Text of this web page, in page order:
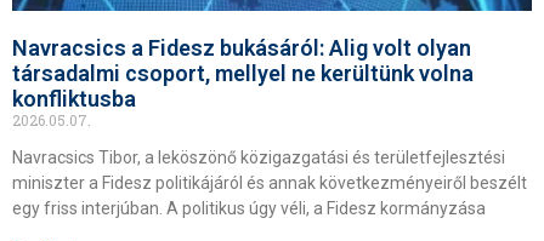
Navracsics a Fidesz bukásáról: Alig volt olyan
társadalmi csoport, mellyel ne kerültünk volna
konfliktusba
2026.05.07.
Navracsics Tibor, a leköszönő közigazgatási és területfejlesztési
miniszter a Fidesz politikájáról és annak következményeiről beszélt
egy friss interjúban. A politikus úgy véli, a Fidesz kormányzása